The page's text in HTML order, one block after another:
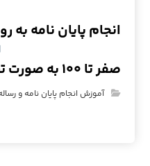
انجام پایان نامه
صفر تا ۱۰۰ به صورت تضمینی
آموزش انجام پایان نامه و